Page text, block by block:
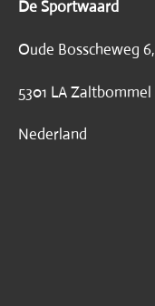
De Sportwaard
Oude Bosscheweg 6,
5301 LA Zaltbommel
Nederland